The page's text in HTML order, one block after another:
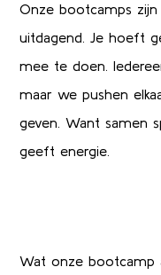
Onze bootcamps
uitdagend. Je hoeft
mee te doen.
maar we pushen
geven. Want samen
geeft energie.
Wat onze bootcamp